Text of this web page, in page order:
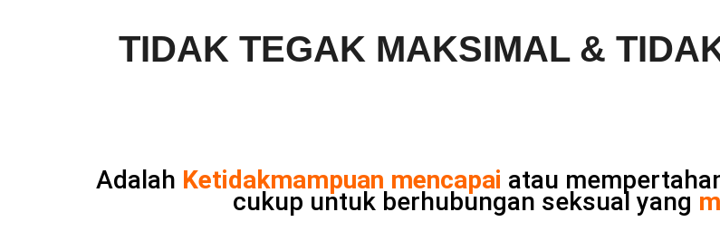
TIDAK TEGAK MAKSIMAL &
Adalah Ketidakmampuan mencapai atau
cukup untuk berhubungan seksual yang